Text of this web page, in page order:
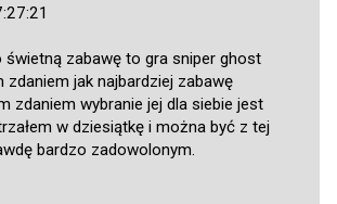
świetną zabawę to gra sniper ghost
jak najbardziej zabawę
zdaniem wybranie jej dla siebie jest
w dziesiątkę i można być z tej
bardzo zadowolonym.